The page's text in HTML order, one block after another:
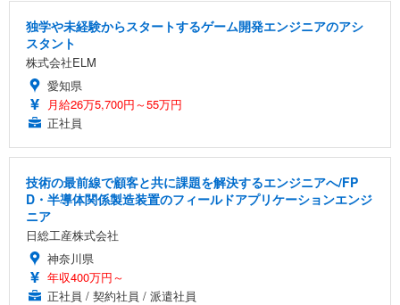
独学や未経験からスタートするゲーム開発エンジニアのアシ
スタント
株式会社ELM
愛知県
月給26万5,700円～55万円
正社員
技術の最前線で顧客と共に課題を解決するエンジニアへ/FP
D・半導体関係製造装置のフィールドアプリケーションエンジ
ニア
日総工産株式会社
神奈川県
年収400万円～
正社員 / 契約社員 / 派遣社員